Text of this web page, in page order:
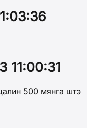
11:00:31
500 мянга штэ